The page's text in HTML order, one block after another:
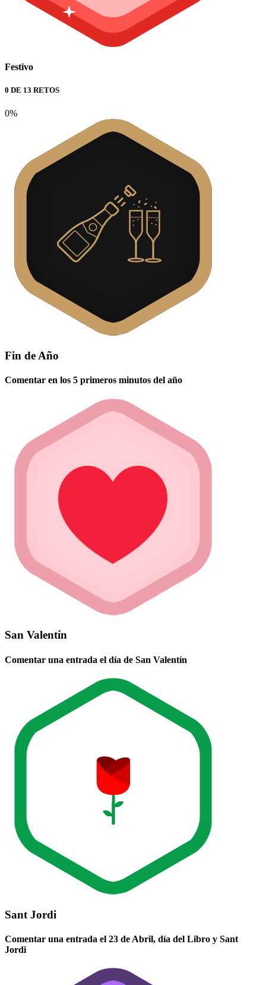
Festivo
0 DE 13 RETOS
0%
Fin de Año
Comentar en los 5 primeros minutos del año
San Valentín
Comentar una entrada el día de San Valentín
Sant Jordi
Comentar una entrada el 23 de Abril, día del Libro y Sant
Jordi